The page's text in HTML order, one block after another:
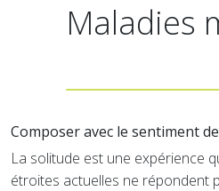
Maladies
Composer avec le sentiment
La solitude est une expérience
étroites actuelles ne répondent